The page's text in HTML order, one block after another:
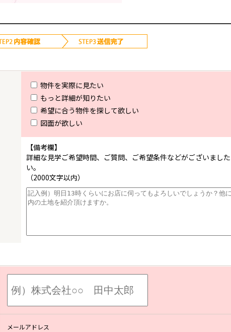
物件を実際に見たい
もっと詳細が知りたい
希望に合う物件を探して欲しい
図面が欲しい
【備考欄】
詳細な見学ご希望時間、ご質問、ご希望条件などがございまし
い。
（2000文字以内）
メールアドレス